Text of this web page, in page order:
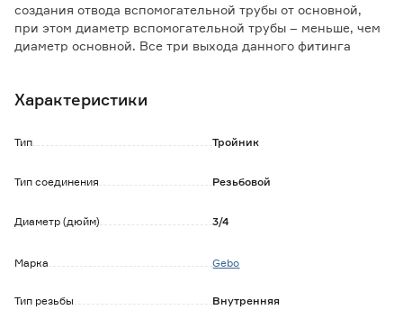
создания отвода вспомогательной трубы от основной,
при этом диаметр вспомогательной трубы – меньше, чем
диаметр основной. Все три выхода данного фитинга
может использоваться в трубопроводах, в которых в
неагрессивные в химическом плане жидкости, пар,
качестве основного рабочего инструмента используется
рожковых ключей.
Характеристики
Тип Тройник
Тип соединения Резьбовой
Диаметр (дюйм) 3/4
Марка Gebo
Тип резьбы Внутренняя